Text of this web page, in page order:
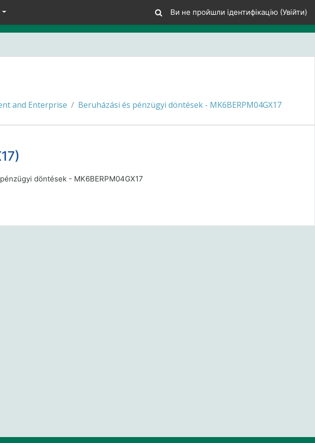
Ви не пройшли ідентифікацію (Увійти)
and Enterprise
Beruházási és pénzügyi döntések - MK6BERPM04GX17
döntések - MK6BERPM04GX17